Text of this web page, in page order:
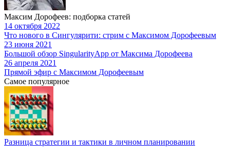
Максим Дорофеев: подборка статей
14 октября 2022
Что нового в Сингулярити: стрим с Максимом Дорофеевым
23 июня 2021
Большой обзор SingularityApp от Максима Дорофеева
26 апреля 2021
Прямой эфир с Максимом Дорофеевым
Самое популярное
Разница стратегии и тактики в личном планировании